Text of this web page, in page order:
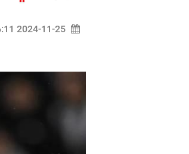
2024-11-25 03:06:11